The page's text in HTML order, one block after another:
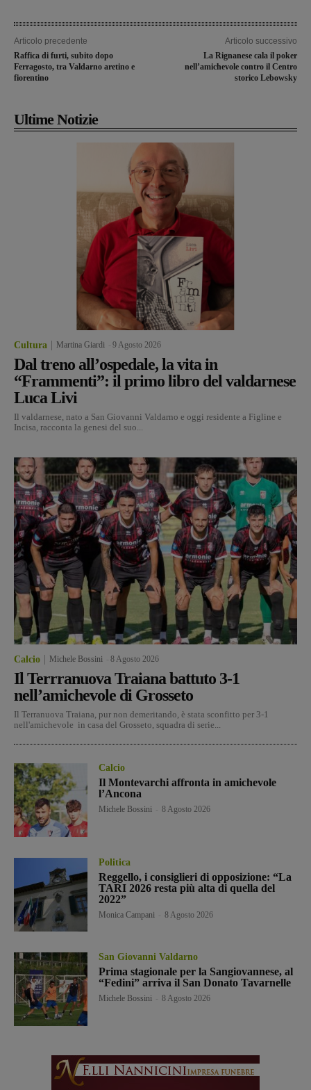
Articolo precedente
Raffica di furti, subito dopo
Ferragosto, tra Valdarno aretino e
fiorentino
Articolo successivo
La Rignanese cala il poker
nell’amichevole contro il Centro
storico Lebowsky
Ultime Notizie
Cultura Martina Giardi 9 Agosto 2026
Dal treno all’ospedale, la vita in
“Frammenti”: il primo libro del valdarnese
Luca Livi
Il valdarnese, nato a San Giovanni Valdarno e oggi residente a Figline e
Incisa, racconta la genesi del suo...
Calcio Michele Bossini 8 Agosto 2026
Il Terrranuova Traiana battuto 3-1
nell’amichevole di Grosseto
Il Terranuova Traiana, pur non demeritando, è stata sconfitto per 3-1
nell'amichevole in casa del Grosseto, squadra di serie...
Calcio
Il Montevarchi affronta in amichevole
l’Ancona
Michele Bossini 8 Agosto 2026
Politica
Reggello, i consiglieri di opposizione: “La
TARI 2026 resta più alta di quella del
2022”
Monica Campani 8 Agosto 2026
San Giovanni Valdarno
Prima stagionale per la Sangiovannese, al
“Fedini” arriva il San Donato Tavarnelle
Michele Bossini 8 Agosto 2026